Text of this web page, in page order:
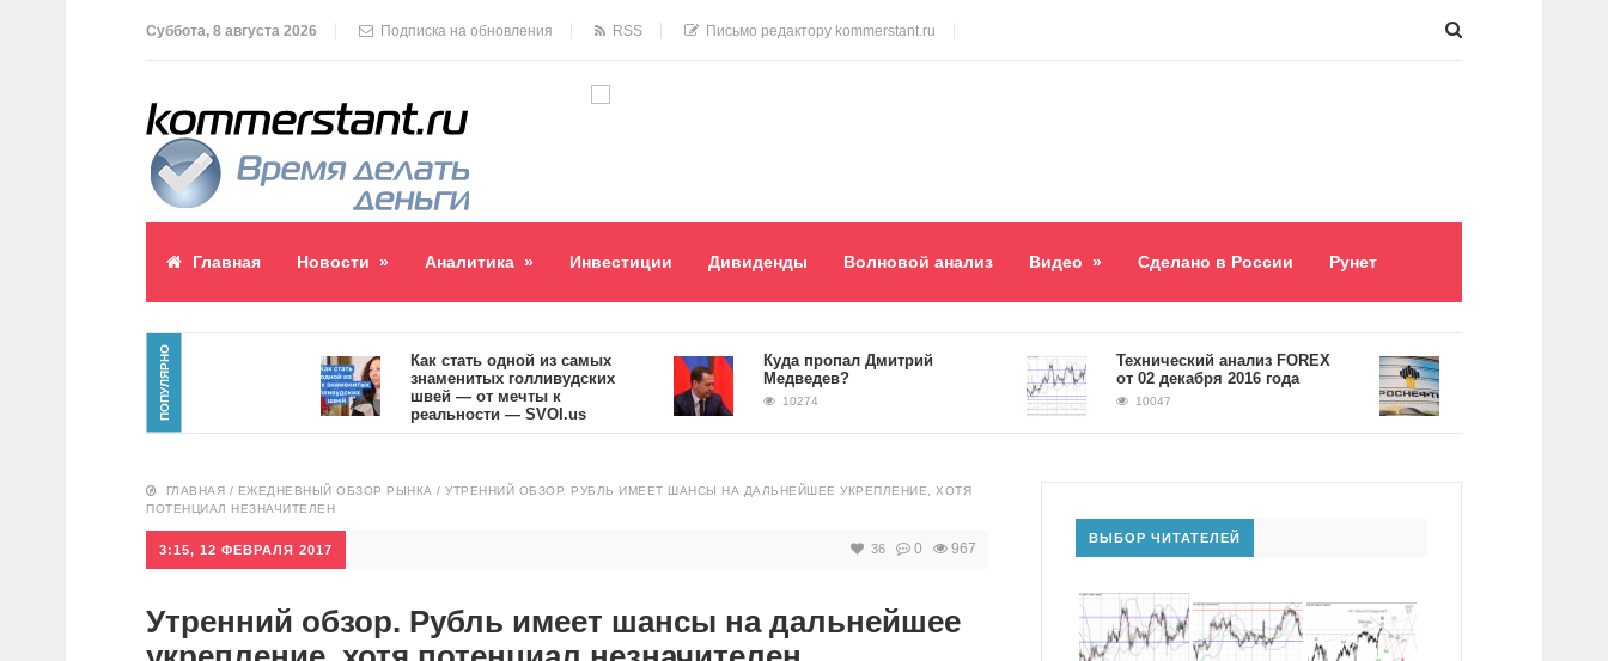
Суббота, 8 августа 2026 Подписка на обновления RSS Письмо редактору kommerstant.ru
Главная Новости » Аналитика » Инвестиции Дивиденды Волновой анализ Видео » Сделано в России Рунет
ПОПУЛЯРНО
Как стать одной из самых
знаменитых голливудских
швей — от мечты к
реальности — SVOI.us
10557
Куда пропал Дмитрий
Медведев?
10274
​Технический анализ FOREX
от 02 декабря 2016 года
10047
Долг «Роснефти»
5,2 триллиона рублей
ГЛАВНАЯ / ЕЖЕДНЕВНЫЙ ОБЗОР РЫНКА / УТРЕННИЙ ОБЗОР. РУБЛЬ ИМЕЕТ ШАНСЫ НА ДАЛЬНЕЙШЕЕ УКРЕПЛЕНИЕ, ХОТЯ
ПОТЕНЦИАЛ НЕЗНАЧИТЕЛЕН
3:15, 12 ФЕВРАЛЯ 2017 36 0 967
Утренний обзор. Рубль имеет шансы на дальнейшее
ВЫБОР ЧИТАТЕЛЕЙ